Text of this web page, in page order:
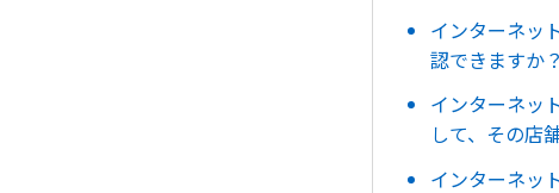
インターネッ
認できますか？
インターネッ
して、その店
インターネッ